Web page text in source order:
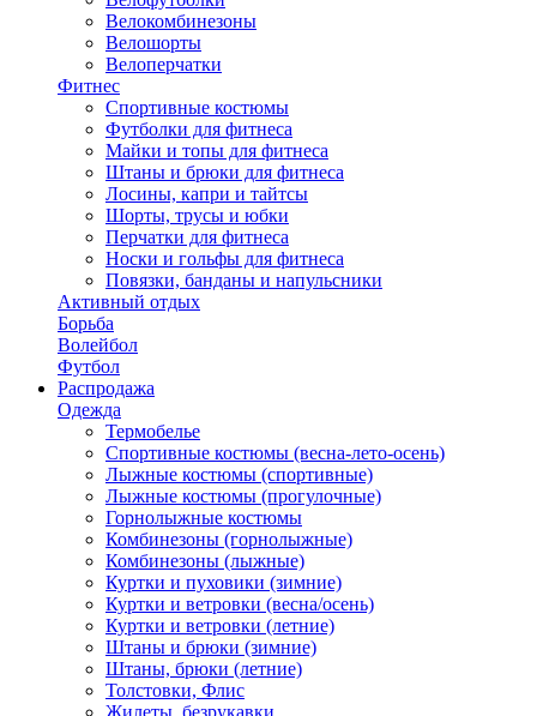
Велокомбинезоны
Велошорты
Велоперчатки
Фитнес
Спортивные костюмы
Футболки для фитнеса
Майки и топы для фитнеса
Штаны и брюки для фитнеса
Лосины, капри и тайтсы
Шорты, трусы и юбки
Перчатки для фитнеса
Носки и гольфы для фитнеса
Повязки, банданы и напульсники
Активный отдых
Борьба
Волейбол
Футбол
Распродажа
Одежда
Термобелье
Спортивные костюмы (весна-лето-осень)
Лыжные костюмы (спортивные)
Лыжные костюмы (прогулочные)
Горнолыжные костюмы
Комбинезоны (горнолыжные)
Комбинезоны (лыжные)
Куртки и пуховики (зимние)
Куртки и ветровки (весна/осень)
Куртки и ветровки (летние)
Штаны и брюки (зимние)
Штаны, брюки (летние)
Толстовки, Флис
Жилеты, безрукавки